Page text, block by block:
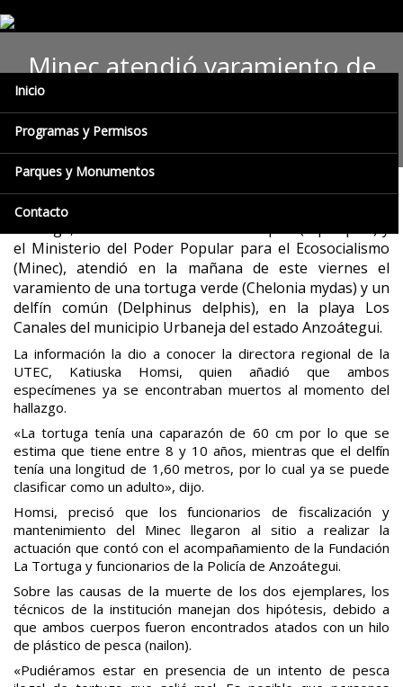
Inicio
Programas y Permisos
Parques y Monumentos
Contacto
Minec atendió varamiento de
delfín y tortuga verde en playa
Los Canales
Tras recibir notificación por parte de la Fundación La
el Ministerio del Poder Popular para el Ecosocialismo
(Minec), atendió en la mañana de este viernes el
varamiento de una tortuga verde (Chelonia mydas) y un
delfín común (Delphinus delphis), en la playa Los
Canales del municipio Urbaneja del estado Anzoátegui.
La información la dio a conocer la directora regional de la
UTEC, Katiuska Homsi, quien añadió que ambos
especímenes ya se encontraban muertos al momento del
hallazgo.
«La tortuga tenía una caparazón de 60 cm por lo que se
estima que tiene entre 8 y 10 años, mientras que el delfín
tenía una longitud de 1,60 metros, por lo cual ya se puede
clasificar como un adulto», dijo.
Homsi, precisó que los funcionarios de fiscalización y
mantenimiento del Minec llegaron al sitio a realizar la
actuación que contó con el acompañamiento de la Fundación
La Tortuga y funcionarios de la Policía de Anzoátegui.
Sobre las causas de la muerte de los dos ejemplares, los
técnicos de la institución manejan dos hipótesis, debido a
que ambos cuerpos fueron encontrados atados con un hilo
de plástico de pesca (nailon).
«Pudiéramos estar en presencia de un intento de pesca